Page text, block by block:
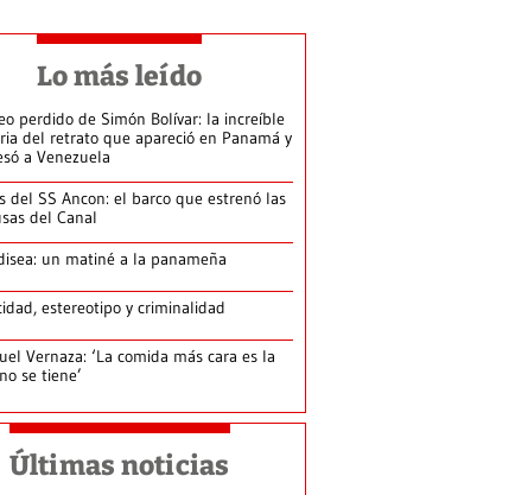
Lo más leído
perdido de Simón Bolívar: la increíble
del retrato que apareció en Panamá y
a Venezuela
del SS Ancon: el barco que estrenó las
del Canal
un matiné a la panameña
estereotipo y criminalidad
Vernaza: ‘La comida más cara es la
se tiene’
Últimas noticias